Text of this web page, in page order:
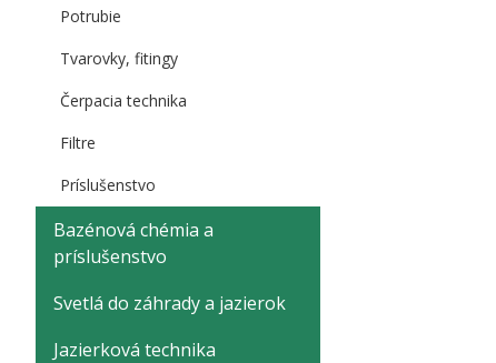
Potrubie
Tvarovky, fitingy
Čerpacia technika
Filtre
Príslušenstvo
Bazénová chémia a
príslušenstvo
Svetlá do záhrady a jazierok
Jazierková technika